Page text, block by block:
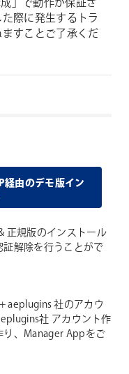
」で動作が保証さ
際に発生するトラ
すことご了承くだ
経由のデモ版イン
正規版のインストール
解除を行うことがで
aeplugins 社のアカウ
社 アカウント作
り、Manager Appをご